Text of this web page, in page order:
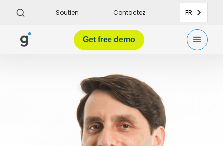
Soutien Contactez FR
Get free demo